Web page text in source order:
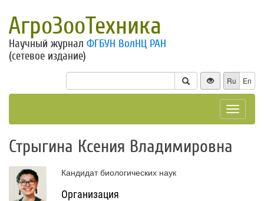
АгроЗооТехника
Научный журнал ФГБУН ВолНЦ РАН
(сетевое издание)
Ru En
Toggle
Стрыгина Ксения Владимировна
Кандидат биологических наук
Организация